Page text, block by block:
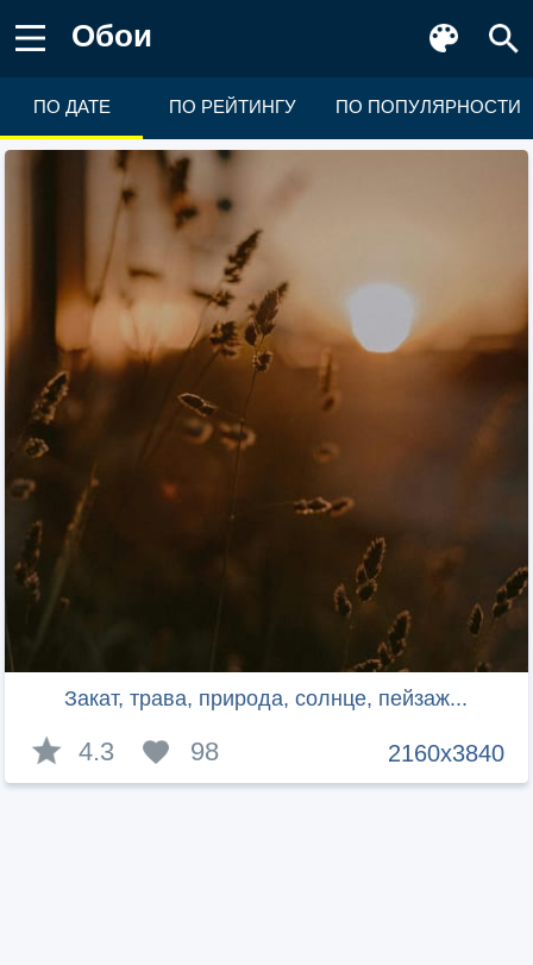
Обои
ПО ДАТЕ ПО РЕЙТИНГУ ПО ПОПУЛЯРНОСТИ
Закат, трава, природа, солнце, пейзаж...
2160x3840
4.3 98